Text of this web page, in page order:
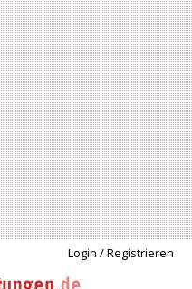
Login / Registrieren